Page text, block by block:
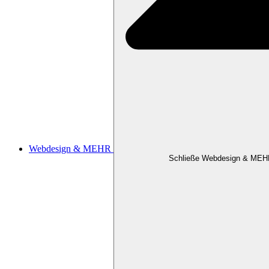
Webdesign & MEHR
Schließe Webdesign &